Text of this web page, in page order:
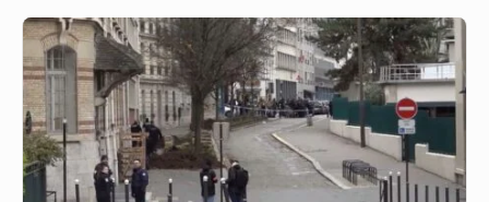
Dans
l’Essonne,
des
médiateurs
dans
les